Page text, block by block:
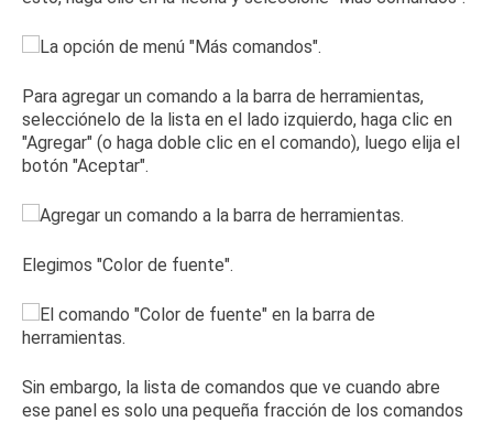
Para agregar un comando a la barra de herramientas,
selecciónelo de la lista en el lado izquierdo, haga clic en
"Agregar" (o haga doble clic en el comando), luego elija el
botón "Aceptar".
Elegimos "Color de fuente".
Sin embargo, la lista de comandos que ve cuando abre
ese panel es solo una pequeña fracción de los comandos